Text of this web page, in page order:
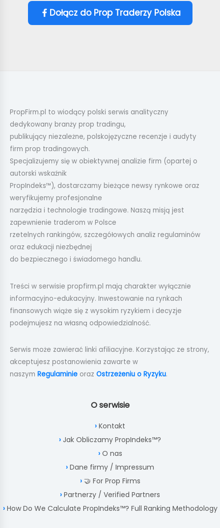
Dołącz do Prop Traderzy Polska
PropFirm.pl to wiodący polski serwis analityczny
dedykowany branży prop tradingu,
publikujący niezależne, polskojęzyczne recenzje i audyty
firm prop tradingowych.
Specjalizujemy się w obiektywnej analizie firm (opartej o
autorski wskaźnik
PropIndeks™), dostarczamy bieżące newsy rynkowe oraz
weryfikujemy profesjonalne
narzędzia i technologie tradingowe. Naszą misją jest
zapewnienie traderom w Polsce
rzetelnych rankingów, szczegółowych analiz regulaminów
oraz edukacji niezbędnej
do bezpiecznego i świadomego handlu.
Treści w serwisie propfirm.pl mają charakter wyłącznie
informacyjno-edukacyjny. Inwestowanie na rynkach
finansowych wiąże się z wysokim ryzykiem i decyzje
podejmujesz na własną odpowiedzialność.
Serwis może zawierać linki afiliacyjne. Korzystając ze strony,
akceptujesz postanowienia zawarte w
naszym Regulaminie oraz Ostrzeżeniu o Ryzyku.
O serwisie
Kontakt
Jak Obliczamy PropIndeks™?
O nas
Dane firmy / Impressum
🤝 For Prop Firms
Partnerzy / Verified Partners
How Do We Calculate PropIndeks™? Full Ranking Methodology